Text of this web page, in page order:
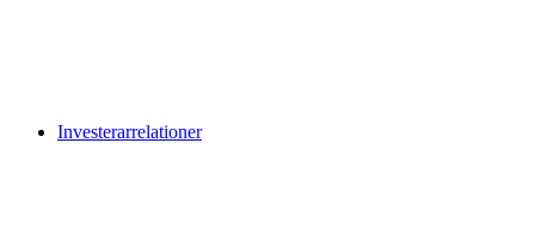
Investerarrelationer